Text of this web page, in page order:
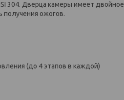
304. Дверца камеры имеет двойное
получения ожогов.
(до 4 этапов в каждой)